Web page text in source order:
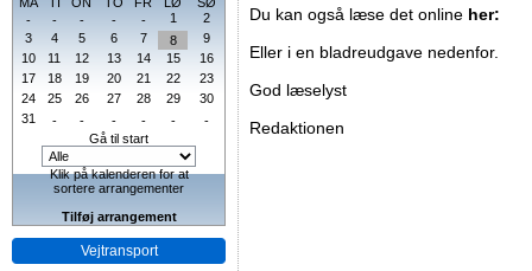
-
- - - - 1
2
3
4 5 6 7 8
9
10
11 12 13 14 15
16
17
18 19 20 21 22
23
24
25 26 27 28 29
30
31
- - - - -
-
Gå til start
Klik på kalenderen for at
sortere arrangementer
Tilføj arrangement
Vejtransport
Du kan også læse det online her:
Eller i en bladreudgave nedenfor.
God læselyst
Redaktionen